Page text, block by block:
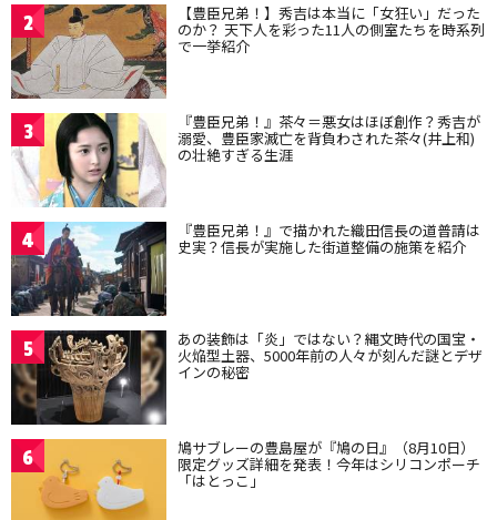
2 【豊臣兄弟！】秀吉は本当に「女狂い」だった
のか？ 天下人を彩った11人の側室たちを時系列
で一挙紹介
3 『豊臣兄弟！』茶々＝悪女はほぼ創作？秀吉が
溺愛、豊臣家滅亡を背負わされた茶々(井上和)
の壮絶すぎる生涯
4 『豊臣兄弟！』で描かれた織田信長の道普請は
史実？信長が実施した街道整備の施策を紹介
5 あの装飾は「炎」ではない？縄文時代の国宝・
火焔型土器、5000年前の人々が刻んだ謎とデザ
インの秘密
6 鳩サブレーの豊島屋が『鳩の日』（8月10日）
限定グッズ詳細を発表！今年はシリコンポーチ
「はとっこ」